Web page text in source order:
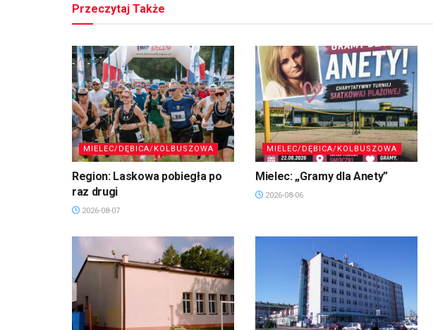
Przeczytaj Także
MIELEC/DĘBICA/KOLBUSZOWA
Region: Laskowa pobiegła po
raz drugi
2026-08-07
MIELEC/DĘBICA/KOLBUSZOWA
Mielec: „Gramy dla Anety”
2026-08-06